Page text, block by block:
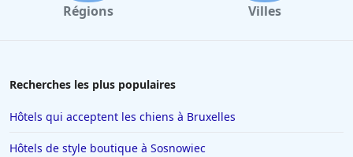
Régions Villes
Recherches les plus populaires
Hôtels qui acceptent les chiens à Bruxelles
Hôtels de style boutique à Sosnowiec